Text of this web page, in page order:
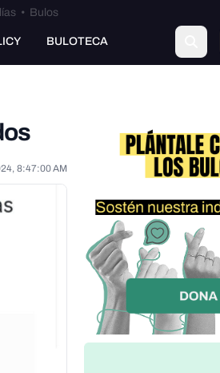
• Bulos
BULOTECA
8:47:00 AM